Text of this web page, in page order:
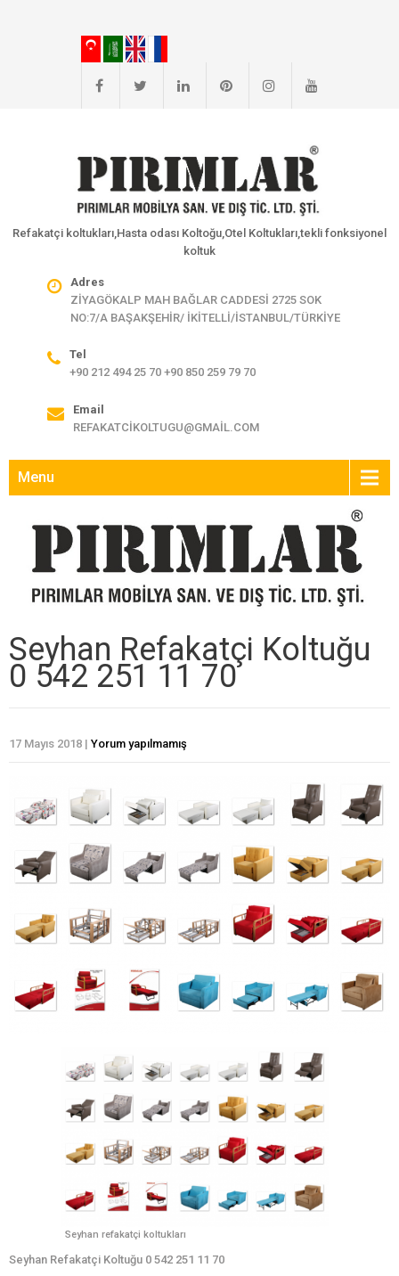
Refakatçi koltukları,Hasta odası Koltoğu,Otel Koltukları,tekli fonksiyonel
koltuk
Adres
ZİYAGÖKALP MAH BAĞLAR CADDESİ 2725 SOK
NO:7/A BAŞAKŞEHİR/ İKİTELLİ/İSTANBUL/TÜRKİYE
Tel
+90 212 494 25 70 +90 850 259 79 70
Email
REFAKATCIKOLTUGU@GMAIL.COM
Menu
Seyhan Refakatçi Koltuğu
0 542 251 11 70
17 Mayıs 2018 | Yorum yapılmamış
Seyhan refakatçi koltukları
Seyhan Refakatçi Koltuğu 0 542 251 11 70